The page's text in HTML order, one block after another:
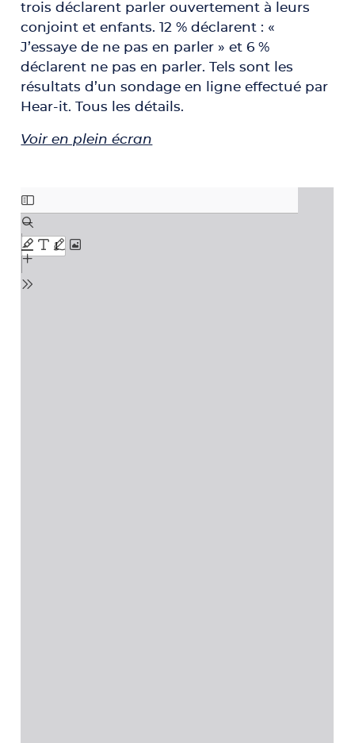
trois déclarent parler ouvertement à leurs
conjoint et enfants. 12 % déclarent : «
J’essaye de ne pas en parler » et 6 %
déclarent ne pas en parler. Tels sont les
résultats d’un sondage en ligne effectué par
Hear-it. Tous les détails.
Voir en plein écran